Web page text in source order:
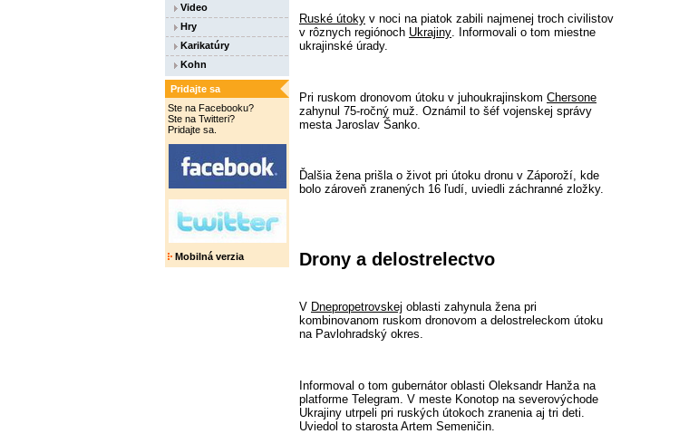
Video
Hry
Karikatúry
Kohn
Pridajte sa
Ste na Facebooku?
Ste na Twitteri?
Pridajte sa.
Mobilná verzia
Ruské útoky v noci na piatok zabili najmenej troch civilistov
v rôznych regiónoch Ukrajiny. Informovali o tom miestne
ukrajinské úrady.
Pri ruskom dronovom útoku v juhoukrajinskom Chersone
zahynul 75-ročný muž. Oznámil to šéf vojenskej správy
mesta Jaroslav Šanko.
Ďalšia žena prišla o život pri útoku dronu v Záporoží, kde
bolo zároveň zranených 16 ľudí, uviedli záchranné zložky.
Drony a delostrelectvo
V Dnepropetrovskej oblasti zahynula žena pri
kombinovanom ruskom dronovom a delostreleckom útoku
na Pavlohradský okres.
Informoval o tom gubernátor oblasti Oleksandr Hanža na
platforme Telegram. V meste Konotop na severovýchode
Ukrajiny utrpeli pri ruských útokoch zranenia aj tri deti.
Uviedol to starosta Artem Semeničin.